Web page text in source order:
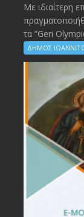
Με ιδιαίτερη
τα “Geri
ΔΗΜΟΣ